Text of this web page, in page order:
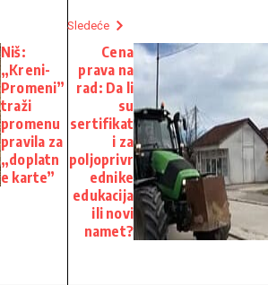
Niš:
„Kreni-
Promeni”
traži
promenu
pravila za
„doplatn
e karte”
Sledeće
Cena
prava na
rad: Da li
su
sertifikat
i za
poljoprivr
ednike
edukacija
ili novi
namet?